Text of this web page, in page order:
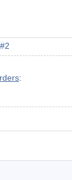
#2
: